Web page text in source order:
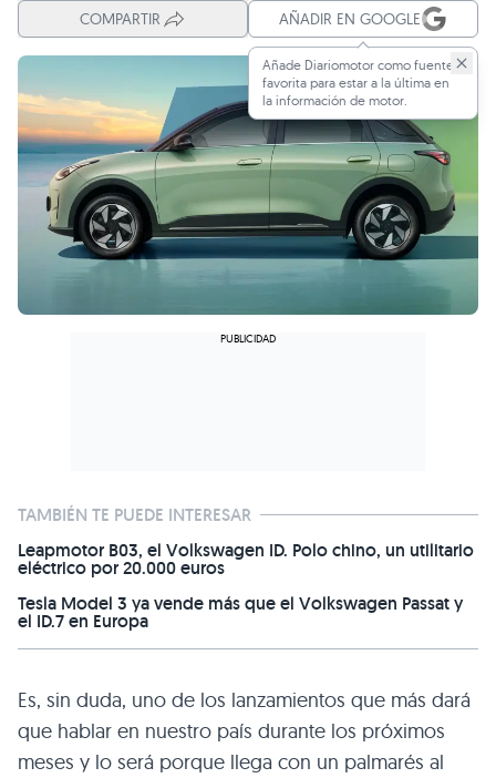
COMPARTIR AÑADIR EN GOOGLE
Añade Diariomotor como fuente
favorita para estar a la última en
la información de motor.
TAMBIÉN TE PUEDE INTERESAR
Leapmotor B03, el Volkswagen ID. Polo chino, un utilitario
eléctrico por 20.000 euros
Tesla Model 3 ya vende más que el Volkswagen Passat y
el ID.7 en Europa
Es, sin duda, uno de los lanzamientos que más dará
que hablar en nuestro país durante los próximos
meses y lo será porque llega con un palmarés al